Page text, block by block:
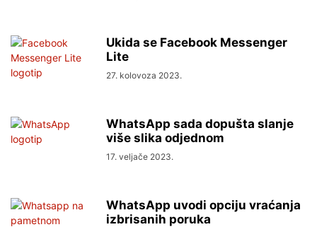
Ukida se Facebook Messenger
Lite
27. kolovoza 2023.
WhatsApp sada dopušta slanje
više slika odjednom
17. veljače 2023.
WhatsApp uvodi opciju vraćanja
izbrisanih poruka